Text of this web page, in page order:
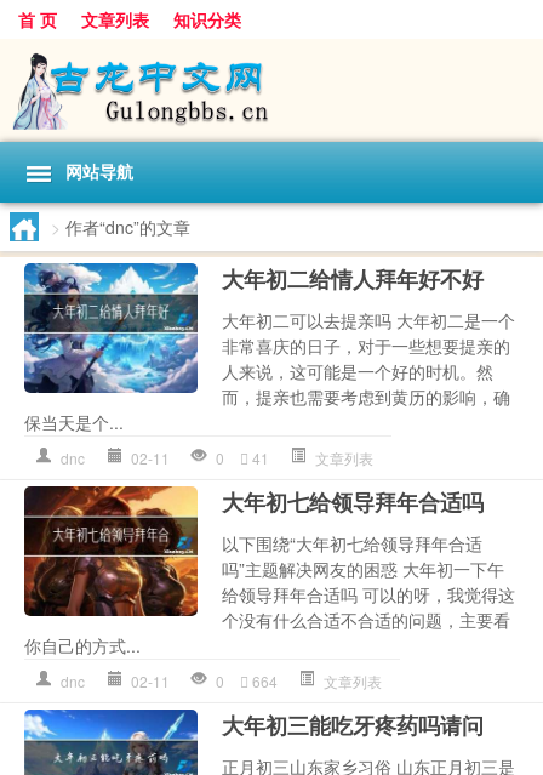
首 页 文章列表 知识分类
网站导航
> 作者“dnc”的文章
大年初二给情人拜年好不好
大年初二可以去提亲吗 大年初二是一个
非常喜庆的日子，对于一些想要提亲的
人来说，这可能是一个好的时机。然
而，提亲也需要考虑到黄历的影响，确
保当天是个...
dnc 02-11 0 41 文章列表
大年初七给领导拜年合适吗
以下围绕“大年初七给领导拜年合适
吗”主题解决网友的困惑 大年初一下午
给领导拜年合适吗 可以的呀，我觉得这
个没有什么合适不合适的问题，主要看
你自己的方式...
dnc 02-11 0 664 文章列表
大年初三能吃牙疼药吗请问
正月初三山东家乡习俗 山东正月初三是